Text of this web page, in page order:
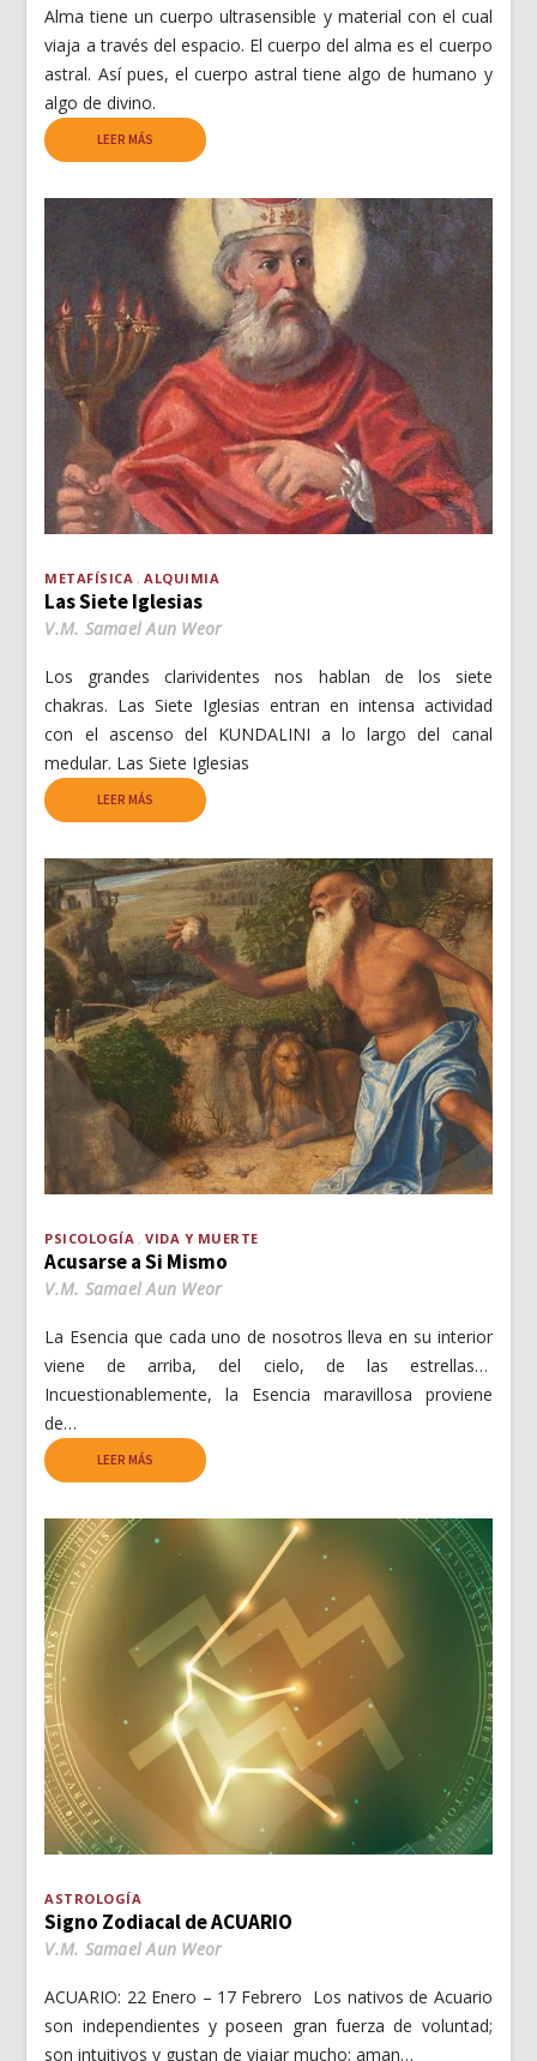
Alma tiene un cuerpo ultrasensible y material con el cual
viaja a través del espacio. El cuerpo del alma es el cuerpo
astral. Así pues, el cuerpo astral tiene algo de humano y
algo de divino.
LEER MÁS
METAFÍSICA ALQUIMIA
Las Siete Iglesias
V.M. Samael Aun Weor
Los grandes clarividentes nos hablan de los siete
chakras. Las Siete Iglesias entran en intensa actividad
con el ascenso del KUNDALINI a lo largo del canal
medular. Las Siete Iglesias
LEER MÁS
PSICOLOGÍA VIDA Y MUERTE
Acusarse a Si Mismo
V.M. Samael Aun Weor
La Esencia que cada uno de nosotros lleva en su interior
viene de arriba, del cielo, de las estrellas…
Incuestionablemente, la Esencia maravillosa proviene
de…
LEER MÁS
ASTROLOGÍA
Signo Zodiacal de ACUARIO
V.M. Samael Aun Weor
ACUARIO: 22 Enero – 17 Febrero Los nativos de Acuario
son independientes y poseen gran fuerza de voluntad;
son intuitivos y gustan de viajar mucho; aman…